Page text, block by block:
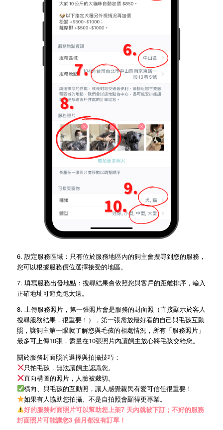
6. 設定服務區域：只有位於服務地區內的飼主會搜尋到您的服務，
您可以根據服務價位選擇接受的地區。
7. 填寫服務出發地點：搜尋結果會依照您與客戶的距離排序，輸入
正確地址可避免跑太遠。
8. 上傳服務照片，第一張照片會是服務的封面照（直接顯示於客人
搜尋服務結果，很重要！），第一張需放最好看的自己與毛孩互動
照，讓飼主第一眼就了解您與毛孩的相處情況，所有「服務照片」
最多可上傳10張，盡量在10張照片內讓飼主放心將毛孩交給您。
關於服務封面照的選擇與拍攝技巧：
只拍毛孩，無法讓飼主認識您。
直向構圖的照片，人臉被裁切。
橫向、與毛孩的互動照，讓人感覺親民有愛可信任很重要！
如果有人協助您拍攝、不是自拍照會顯得更專業。
好的服務封面照片可以幫助您上架7 天內就被下訂；不好的服務
封面照片可能讓您3 個月都沒有訂單！